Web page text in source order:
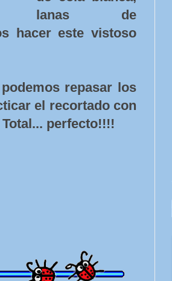
lanas de
hacer este vistoso
repasar los
el recortado con
perfecto!!!!